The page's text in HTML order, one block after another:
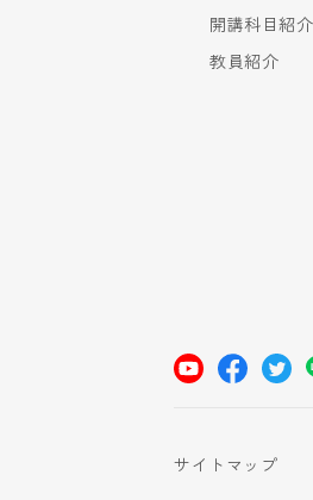
開講科目紹介
教員紹介
サイトマップ